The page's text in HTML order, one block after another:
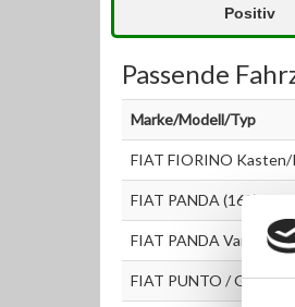
Positiv
Passende
Marke/Modell/Typ
FIAT FIORINO
FIAT PANDA (169) 1.3
FIAT PANDA Van (169)
FIAT PUNTO /